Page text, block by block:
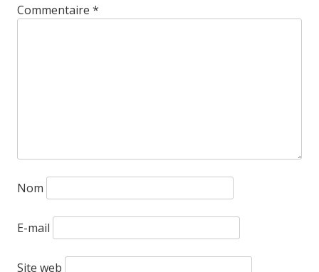
Commentaire *
Nom
E-mail
Site web